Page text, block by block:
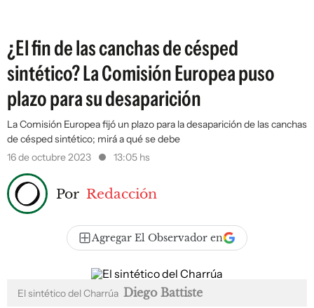
¿El fin de las canchas de césped
sintético? La Comisión Europea puso
plazo para su desaparición
La Comisión Europea fijó un plazo para la desaparición de las canchas
de césped sintético; mirá a qué se debe
16 de octubre 2023
13:05 hs
Por Redacción
Agregar El Observador en
El sintético del Charrúa Diego Battiste